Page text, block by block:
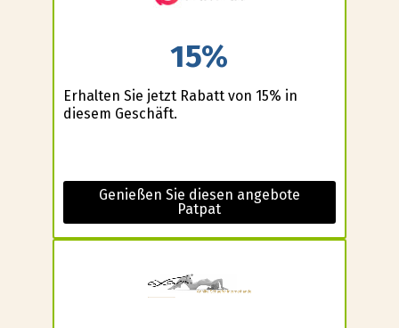
15%
Erhalten Sie jetzt Rabatt von 15% in
diesem Geschäft.
Genießen Sie diesen angebote
Patpat